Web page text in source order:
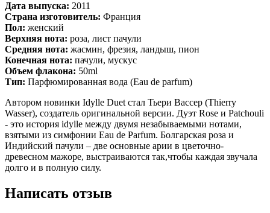
Дата выпуска: 2011
Страна изготовитель: Франция
Пол: женский
Верхняя нота: роза, лист пачули
Средняя нота: жасмин, фрезия, ландыш, пион
Конечная нота: пачули, мускус
Объем флакона: 50ml
Тип: Парфюмированная вода (Eau de parfum)
Автором новинки Idylle Duet стал Тьери Вассер (Thierry
Wasser), создатель оригинальной версии. Дуэт Rose и Patchouli
- это история idylle между двумя незабываемыми нотами,
взятыми из симфонии Eau de Parfum. Болгарская роза и
Индийский пачули – две основные арии в цветочно-
древесном мажоре, выстраиваются так,чтобы каждая звучала
долго и в полную силу.
Написать отзыв